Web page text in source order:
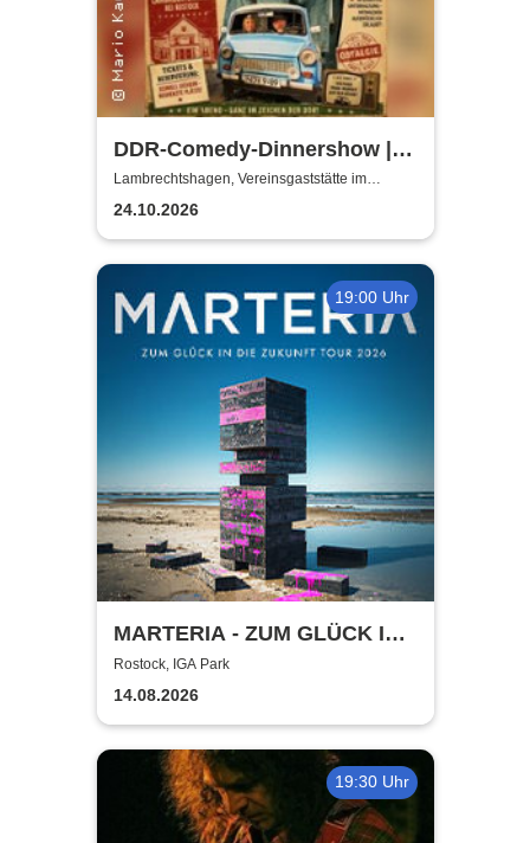
DDR-Comedy-Dinnershow |
Kulinarik trifft Kult-Comedy
Lambrechtshagen, Vereinsgaststätte im
Gemeindezentrum Lambrechtshagen
24.10.2026
19:00 Uhr
MARTERIA - ZUM GLÜCK IN
DIE ZUKUNFT TOUR 2026
Rostock, IGA Park
14.08.2026
19:30 Uhr